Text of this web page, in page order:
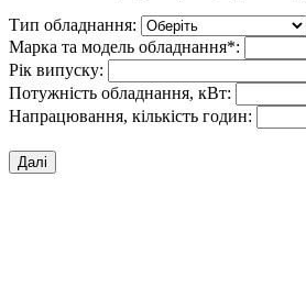
Тип обладнання:
Марка та модель обладнання*:
Рік випуску:
Потужність обладнання, кВт:
Напрацювання, кількість годин:
Далі